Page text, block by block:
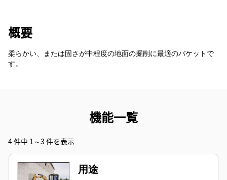
概要
柔らかい、または固さが中程度の地面の掘削に最適のバケットで
す。
機能一覧
4 件中 1～3 件を表示
用途